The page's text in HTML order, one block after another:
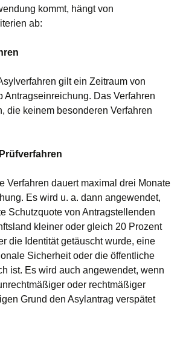
kommt, hängt von
ab:
gilt ein Zeitraum von
Antragseinreichung. Das Verfahren
die keinem besonderen Verfahren
Verfahren dauert maximal drei Monate
Es wird u. a. dann angewendet,
Schutzquote von Antragstellenden
kleiner oder gleich 20 Prozent
die Identität getäuscht wurde, eine
Sicherheit oder die öffentliche
ist. Es wird auch angewendet, wenn
oder rechtmäßiger
Grund den Asylantrag verspätet